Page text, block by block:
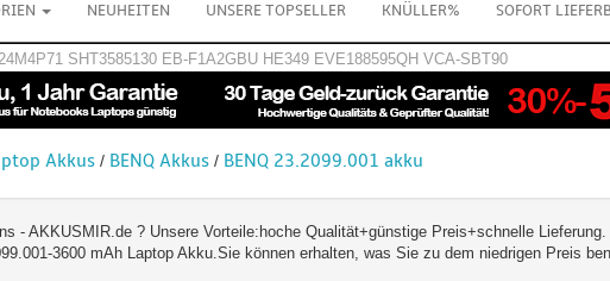
NEUHEITEN UNSERE TOPSELLER KNÜLLER% SOFORT
SHT3585130 EB-F1A2GBU HE349 EVE188595QH VCA-SBT90
Akkus/ BENQ Akkus/ BENQ 23.2099.001 akku
- AKKUSMIR.de ? Unsere Vorteile:hoche Qualität+günstige Preis+schnelle
3600 mAh Laptop Akku.Sie können erhalten, was Sie zu dem niedrigen Preis